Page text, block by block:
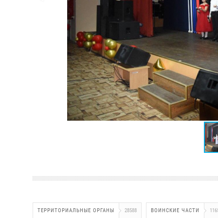
ТЕРРИТОРИАЛЬНЫЕ ОРГАНЫ 28588 ВОИНСКИЕ ЧАСТИ